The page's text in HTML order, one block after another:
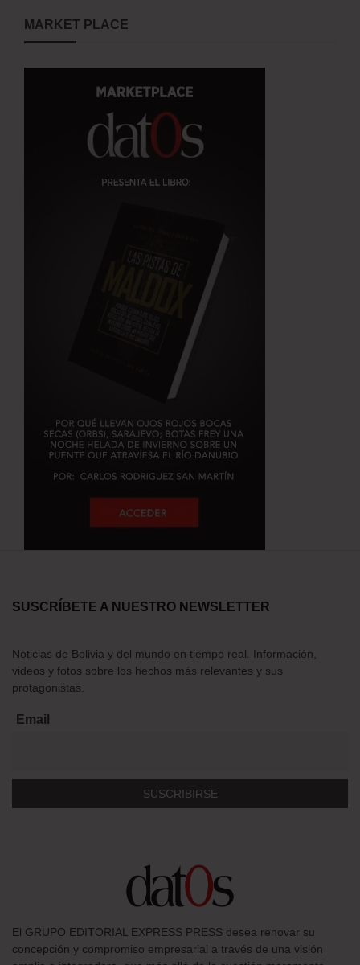
MARKET PLACE
SUSCRÍBETE A NUESTRO NEWSLETTER
Noticias de Bolivia y del mundo en tiempo real. Información,
videos y fotos sobre los hechos más relevantes y sus
protagonistas.
Email
El GRUPO EDITORIAL EXPRESS PRESS desea renovar su
concepción y compromiso empresarial a través de una visión